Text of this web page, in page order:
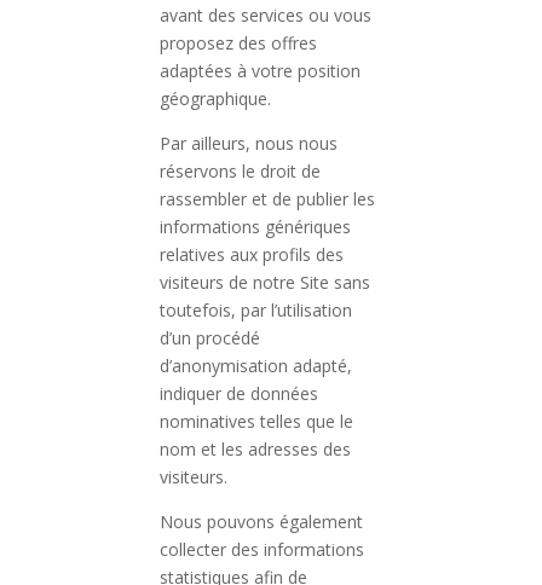
avant des services ou vous
proposez des offres
adaptées à votre position
géographique.
Par ailleurs, nous nous
réservons le droit de
rassembler et de publier les
informations génériques
relatives aux profils des
visiteurs de notre Site sans
toutefois, par l’utilisation
d’un procédé
d’anonymisation adapté,
indiquer de données
nominatives telles que le
nom et les adresses des
visiteurs.
Nous pouvons également
collecter des informations
statistiques afin de